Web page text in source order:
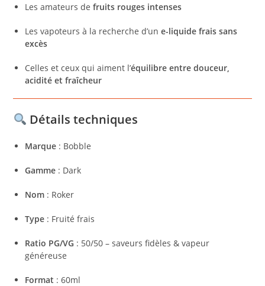
Les amateurs defruits rouges intenses
Les vapoteurs à la recherche d’une-liquide frais sans
excès
Celles et ceux qui aiment l’équilibre entre douceur,
acidité et fraîcheur
Détails techniques
Marque : Bobble
Gamme : Dark
Nom : Roker
Type : Fruité frais
Ratio PG/VG : 50/50 – saveurs fidèles & vapeur
généreuse
Format : 60ml